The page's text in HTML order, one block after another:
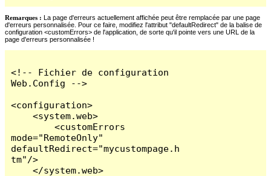
Remarques : La page d'erreurs actuellement affichée peut être remplacée par une page
d'erreurs personnalisée. Pour ce faire, modifiez l'attribut "defaultRedirect" de la balise de
configuration <customErrors> de l'application, de sorte qu'il pointe vers une URL de la
page d'erreurs personnalisée !
<!-- Fichier de configuration
Web.Config -->
<configuration>
    <system.web>
        <customErrors
mode="RemoteOnly"
defaultRedirect="mycustompage.h
tm"/>
    </system.web>